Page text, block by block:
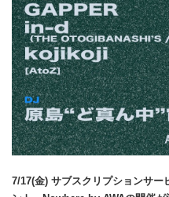
7/17(金) サブスクリプションサー